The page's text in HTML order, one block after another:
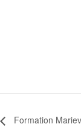
Formation